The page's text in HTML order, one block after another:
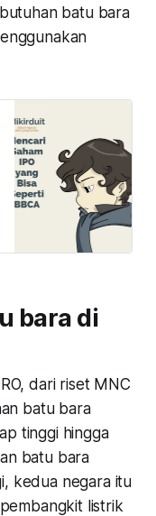
batu bara
bara di
dari riset MNC
batu bara
tinggi hingga
batu bara
kedua negara itu
listrik